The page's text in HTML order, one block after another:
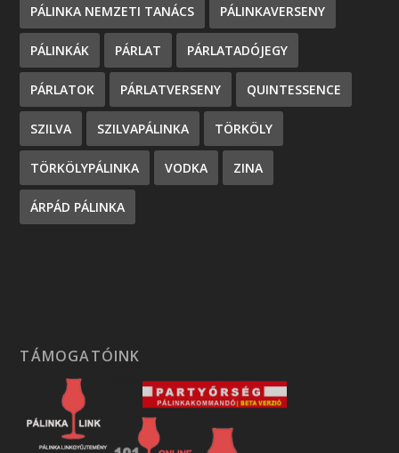
PÁLINKA NEMZETI TANÁCS PÁLINKAVERSENY
PÁLINKÁK PÁRLAT PÁRLATADÓJEGY
PÁRLATOK PÁRLATVERSENY QUINTESSENCE
SZILVA SZILVAPÁLINKA TÖRKÖLY
TÖRKÖLYPÁLINKA VODKA ZINA
ÁRPÁD PÁLINKA
TÁMOGATÓINK